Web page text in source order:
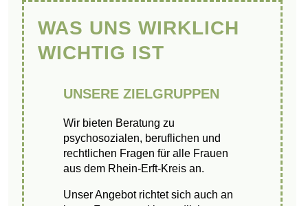
WAS UNS WIRKLICH
WICHTIG IST
UNSERE ZIELGRUPPEN
Wir bieten Beratung zu
psychosozialen, beruflichen und
rechtlichen Fragen für alle Frauen
aus dem Rhein-Erft-Kreis an.
Unser Angebot richtet sich auch an